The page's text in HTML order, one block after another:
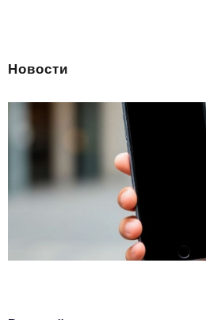
Новости